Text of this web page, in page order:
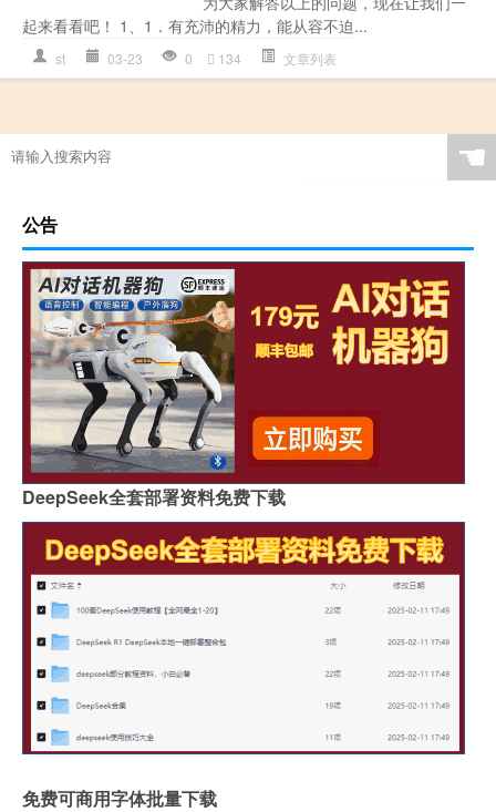
起来看看吧！ 1、1．有充沛的精力，能从容不迫...
st 03-23 0 134 文章列表
☚
公告
DeepSeek全套部署资料免费下载
免费可商用字体批量下载